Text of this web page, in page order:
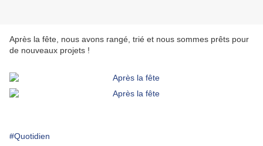
Après la fête, nous avons rangé, trié et nous sommes prêts pour
de nouveaux projets !
#Quotidien